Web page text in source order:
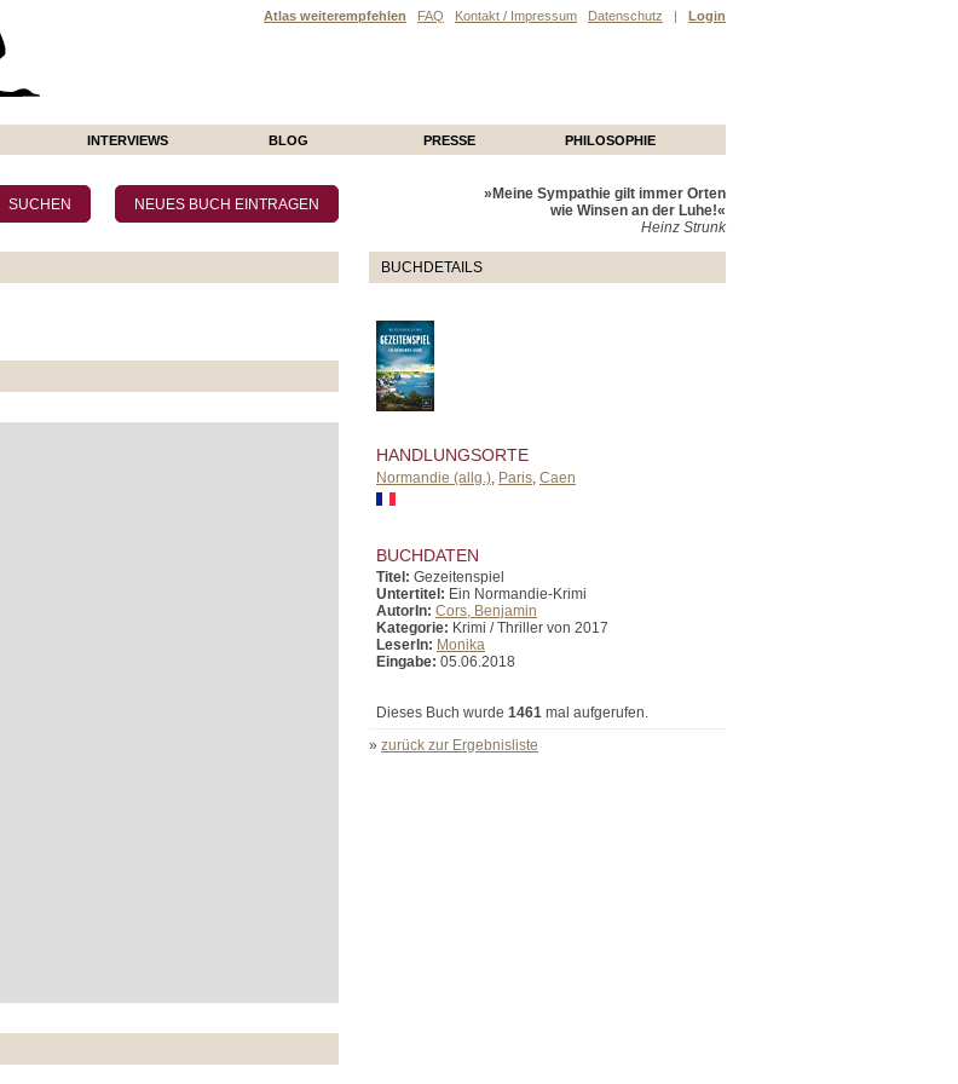
Atlas weiterempfehlen FAQ Kontakt / Impressum Datenschutz | Login
INTERVIEWS BLOG PRESSE PHILOSOPHIE
»Meine Sympathie gilt immer Orten
wie Winsen an der Luhe!«
Heinz Strunk
BUCHDETAILS
HANDLUNGSORTE
Normandie (allg.) Paris Caen
BUCHDATEN
Titel: Gezeitenspiel
Untertitel: Ein Normandie-Krimi
AutorIn: Cors, Benjamin
Kategorie: Krimi / Thriller von 2017
LeserIn: Monika
Eingabe: 05.06.2018
Dieses Buch wurde 1461 mal aufgerufen.
» zurück zur Ergebnisliste